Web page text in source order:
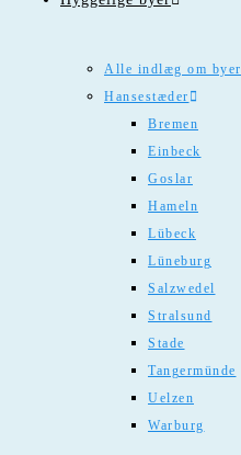
Alle indlæg om byer
Hansestæder
Bremen
Einbeck
Goslar
Hameln
Lübeck
Lüneburg
Salzwedel
Stralsund
Stade
Tangermünde
Uelzen
Warburg